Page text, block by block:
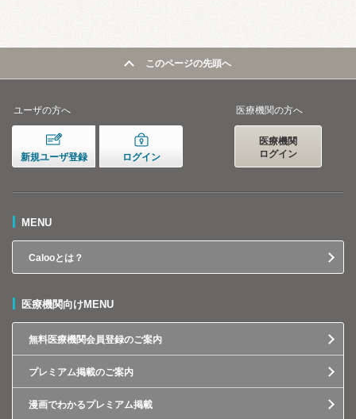
このページの先頭へ
ユーザの方へ
新規ユーザ登録 ログイン
医療機関の方へ
医療機関
ログイン
MENU
Calooとは？
医療機関向けMENU
無料医療機関会員登録のご案内
プレミアム掲載のご案内
漫画でわかるプレミアム掲載